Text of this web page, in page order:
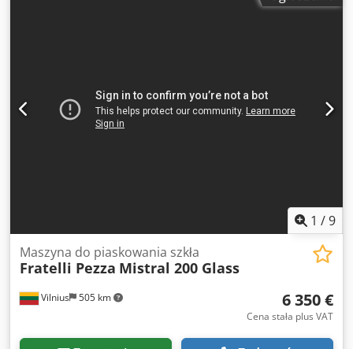
1 /9
Vilnius 505 km
Maszyna do piaskowania szkła
Fratelli Pezza Mistral 200 Glass
6 350 €
Cena stała plus VAT